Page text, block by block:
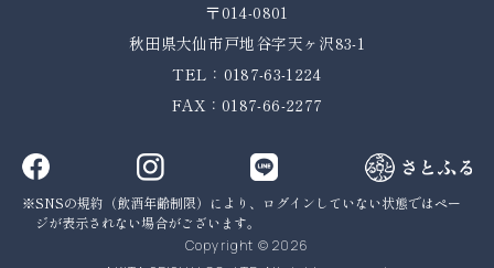
〒014-0801
秋田県大仙市戸地谷字天ヶ沢83-1
TEL：0187-63-1224
FAX：0187-66-2277
SNSの規約（飲酒年齢制限）により、ログインしていない状態ではペー
ジが表示されない場合がございます。
Copyright © 2026